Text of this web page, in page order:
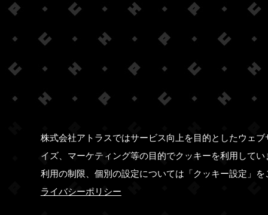
株式会社アトラスではサービス向上を目的としたウェ
イズ、マーケティング等の目的でクッキーを利用して
利用の制限、個別の設定については「クッキー設定」
ライバシーポリシー